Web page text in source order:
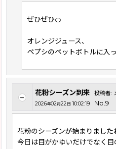
ぜひぜひ🍊
オレンジジュース、
ペプシのペットボトルに入
花粉シーズン到来 投稿者:
2026年02 月22 日 10:02:19 No.9
花粉のシーズンが始まりました
今日は目がかゆいだけでなく